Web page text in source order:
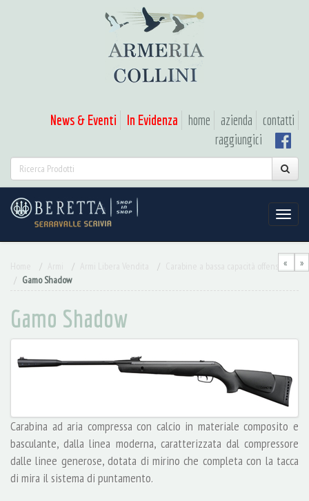
News & Eventi In Evidenza home azienda
contatti
raggiungici
Carabine a bassa capacità offensiva
Gamo Shadow
Gamo Shadow
« »
Carabina ad aria compressa con calcio in materiale composito e
basculante, dalla linea moderna, caratterizzata dal compressore
dalle linee generose, dotata di mirino che completa con la tacca
di mira il sistema di puntamento.